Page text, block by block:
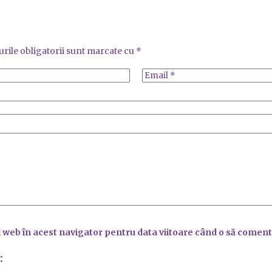
obligatorii sunt marcate cu *
în acest navigator pentru data viitoare când o să